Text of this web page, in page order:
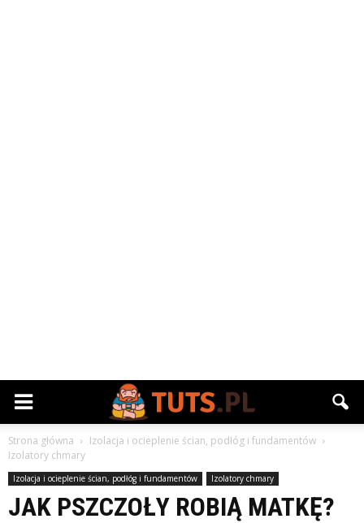
Strona główna
Izolacja i ocieplenie ścian, podłóg i fundamentów
Izolatory chmary
Izolacja i ocieplenie ścian, podłóg i fundamentów Izolatory chmary
JAK PSZCZOŁY ROBIĄ MATKĘ?